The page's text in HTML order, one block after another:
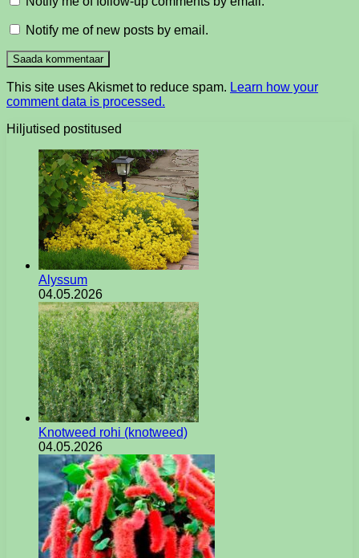
Notify me of new posts by email.
This site uses Akismet to reduce spam. Learn how your
comment data is processed.
Hiljutised postitused
Alyssum
04.05.2026
Knotweed rohi (knotweed)
04.05.2026